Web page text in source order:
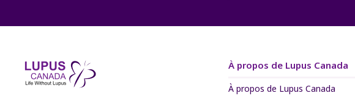
À propos de Lupus Canada
À propos de Lupus Canada